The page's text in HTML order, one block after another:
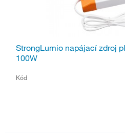
StrongLumio napájací zdroj
100W
Kód